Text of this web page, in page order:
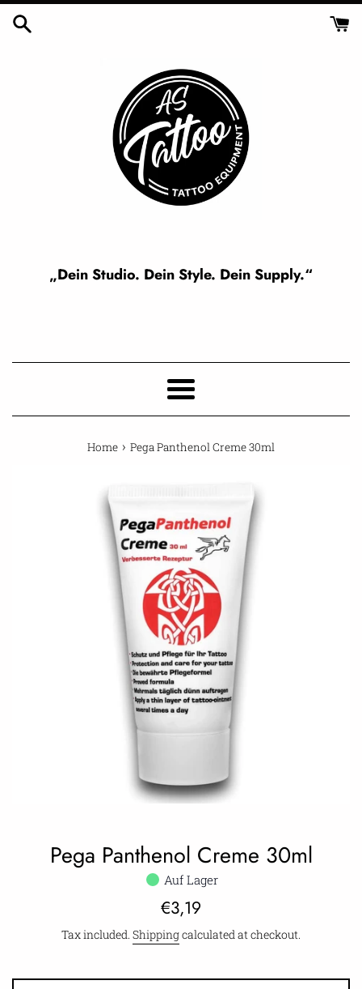
Skip
„Dein Studio. Dein Style. Dein Supply.“
Menu
Home › Pega Panthenol Creme 30ml
Pega Panthenol Creme 30ml
Auf Lager
Regular
price
€3,19
Tax included. Shippingcalculated at checkout.